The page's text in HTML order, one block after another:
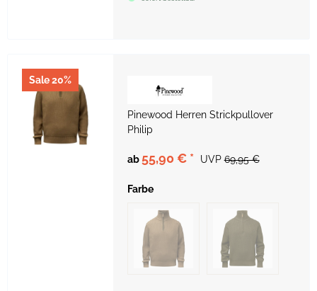
Sale 20%
Pinewood Herren Strickpullover
Philip
ab 55,90 € * UVP 69,95 €
Farbe